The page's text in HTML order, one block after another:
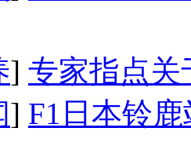
] 专家指点关
] F1日本铃